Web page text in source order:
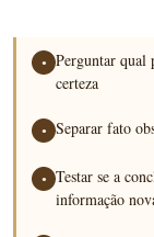
●
Perguntar qual
certeza
● Separar fato
●
Testar se a
informação